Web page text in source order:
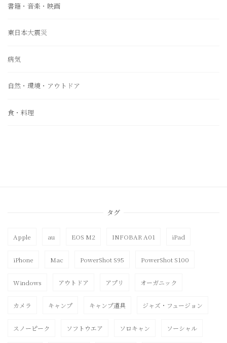
書籍・音楽・映画
東日本大震災
病気
自然・環境・アウトドア
食・料理
タグ
Apple au EOS M2 INFOBAR A01 iPad
iPhone Mac PowerShot S95 PowerShot S100
Windows アウトドア アプリ オーガニック
カメラ キャンプ キャンプ道具 ジャズ・フュージョン
スノーピーク ソフトウエア ソロキャン ソーシャル